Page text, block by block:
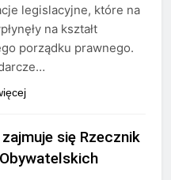
legislacyjne, które na
na kształt
porządku prawnego.
się Rzecznik